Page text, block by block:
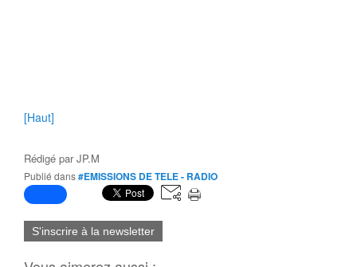
[Haut]
Rédigé parJP.M
Publié dans#EMISSIONS DE TELE - RADIO
S'inscrire à la newsletter